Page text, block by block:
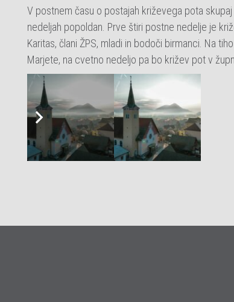
V postnem času o postajah križevega pota
nedeljah popoldan. Prve štiri postne nedelje je
Karitas, člani ŽPS, mladi in bodoči birmanci. Na
Marjete, na cvetno nedeljo pa bo križev pot v
Dogodki